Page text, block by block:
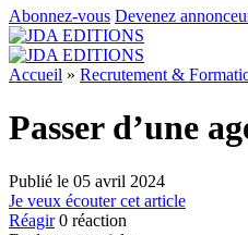
Abonnez-vous Devenez
Accueil » Recrutement &
Passer d’une
Publié le 05 avril 2024
Je veux écouter cet article
Réagir 0 réaction